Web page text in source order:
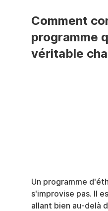
Comment
programme
véritable
Un programme
s'improvise pas. Il
allant bien au-delà